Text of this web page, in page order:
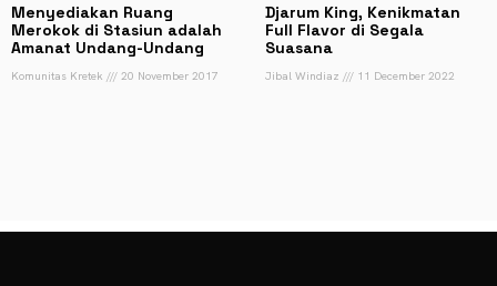
Menyediakan Ruang
Merokok di Stasiun adalah
Amanat Undang-Undang
Komunitas Kretek 20 November 2017
Djarum King, Kenikmatan
Full Flavor di Segala
Suasana
Jibal Windiaz 11 December 2022